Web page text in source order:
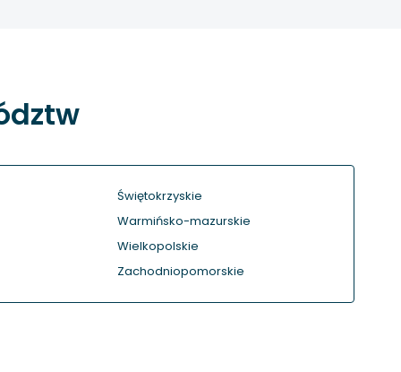
Świętokrzyskie
Warmińsko-mazurskie
Wielkopolskie
Zachodniopomorskie